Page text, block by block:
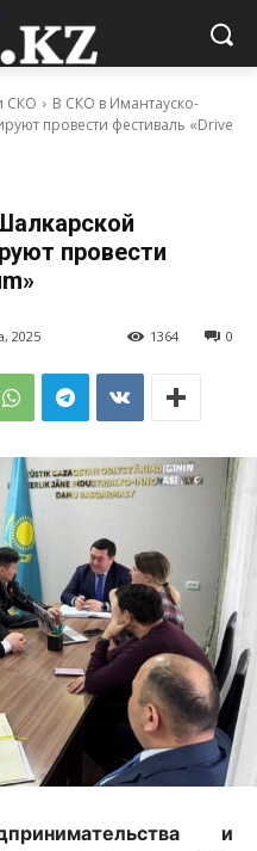
СКО
В СКО в Имантауско-
провести фестиваль «Drive
провести
2025 0
1364
и